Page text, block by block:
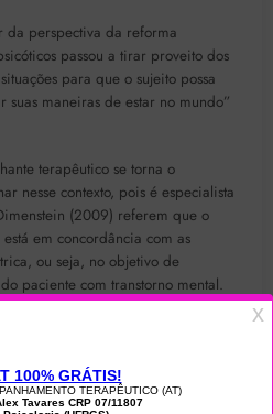
perspectiva da reforma
passou a tirar proveito dos
para que o sujeito possa
suas maneiras de estar no mundo”
terapêutico se torna o
nesse contexto, pois é especialista
(2009) referem que o
em concordância com as
ou seja, no objetivo de
paciente com transtorno mental.
artigo que o acompanhamento